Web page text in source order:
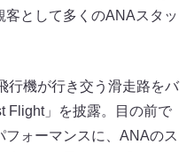
として多くのANAスタッ
行機が行き交う滑走路をバ
Flight」を披露。目の前で
ォーマンスに、ANAのス